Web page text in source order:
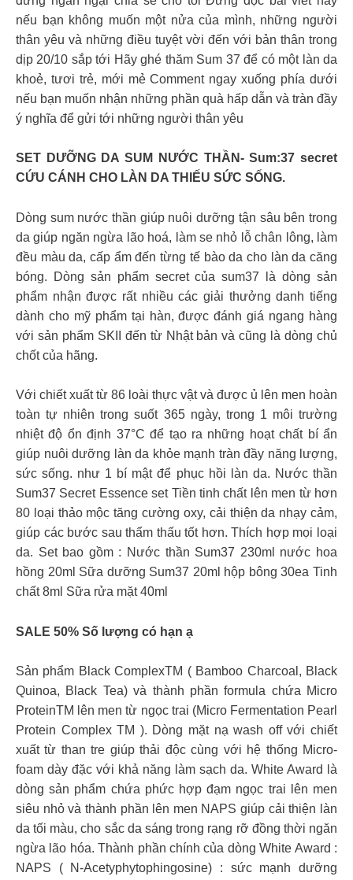
nếu bạn không muốn một nửa của mình, những người
thân yêu và những điều tuyệt vời đến với bản thân trong
dịp 20/10 sắp tới Hãy ghé thăm Sum 37 để có một làn da
khoẻ, tươi trẻ, mới mẻ Comment ngay xuống phía dưới
nếu bạn muốn nhận những phần quà hấp dẫn và tràn đầy
ý nghĩa để gửi tới những người thân yêu
SET DƯỠNG DA SUM NƯỚC THẦN- Sum:37 secret
CỨU CÁNH CHO LÀN DA THIẾU SỨC SỐNG.
Dòng sum nước thần giúp nuôi dưỡng tận sâu bên trong
da giúp ngăn ngừa lão hoá, làm se nhỏ lỗ chân lông, làm
đều màu da, cấp ẩm đến từng tế bào da cho làn da căng
bóng. Dòng sản phẩm secret của sum37 là dòng sản
phẩm nhận được rất nhiều các giải thưởng danh tiếng
dành cho mỹ phẩm tại hàn, được đánh giá ngang hàng
với sản phẩm SKII đến từ Nhật bản và cũng là dòng chủ
chốt của hãng.
Với chiết xuất từ 86 loài thực vật và được ủ lên men hoàn
toàn tự nhiên trong suốt 365 ngày, trong 1 môi trường
nhiệt độ ổn định 37°C để tạo ra những hoạt chất bí ẩn
giúp nuôi dưỡng làn da khỏe mạnh tràn đầy năng lượng,
sức sống. như 1 bí mật để phục hồi làn da. Nước thần
Sum37 Secret Essence set Tiền tinh chất lên men từ hơn
80 loại thảo mộc tăng cường oxy, cải thiện da nhạy cảm,
giúp các bước sau thẩm thấu tốt hơn. Thích hợp mọi loại
da. Set bao gồm : Nước thần Sum37 230ml nước hoa
hồng 20ml Sữa dưỡng Sum37 20ml hộp bông 30ea Tinh
chất 8ml Sữa rửa mặt 40ml
SALE 50% Số lượng có hạn ạ
Sản phẩm Black ComplexTM ( Bamboo Charcoal, Black
Quinoa, Black Tea) và thành phần formula chứa Micro
ProteinTM lên men từ ngọc trai (Micro Fermentation Pearl
Protein Complex TM ). Dòng mặt nạ wash off với chiết
xuất từ than tre giúp thải độc cùng với hệ thống Micro-
foam dày đặc với khả năng làm sạch da. White Award là
dòng sản phẩm chứa phức hợp đạm ngọc trai lên men
siêu nhỏ và thành phần lên men NAPS giúp cải thiện làn
da tối màu, cho sắc da sáng trong rạng rỡ đồng thời ngăn
ngừa lão hóa. Thành phần chính của dòng White Award :
NAPS ( N-Acetyphytophingosine) : sức mạnh dưỡng